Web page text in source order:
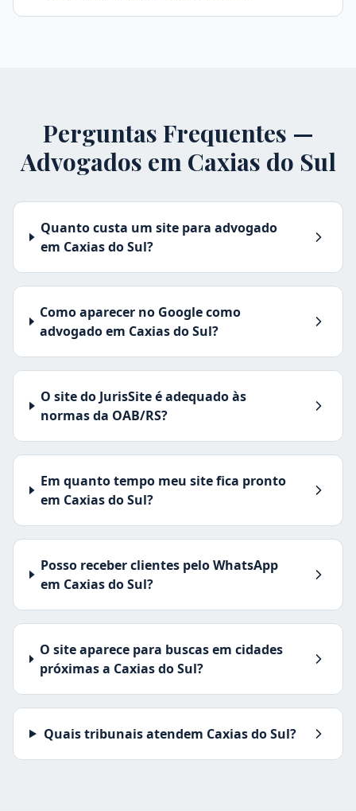
Perguntas Frequentes —
Advogados em Caxias do Sul
Quanto custa um site para advogado
em Caxias do Sul?
Como aparecer no Google como
advogado em Caxias do Sul?
O site do JurisSite é adequado às
normas da OAB/RS?
Em quanto tempo meu site fica pronto
em Caxias do Sul?
Posso receber clientes pelo WhatsApp
em Caxias do Sul?
O site aparece para buscas em cidades
próximas a Caxias do Sul?
Quais tribunais atendem Caxias do Sul?